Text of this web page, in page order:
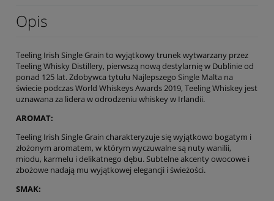
Opis
Teeling Irish Single Grain to wyjątkowy trunek wytwarzany przez
Teeling Whisky Distillery, pierwszą nową destylarnię w Dublinie od
ponad 125 lat. Zdobywca tytułu Najlepszego Single Malta na
świecie podczas World Whiskeys Awards 2019, Teeling Whiskey jest
uznawana za lidera w odrodzeniu whiskey w Irlandii.
AROMAT:
Teeling Irish Single Grain charakteryzuje się wyjątkowo bogatym i
złożonym aromatem, w którym wyczuwalne są nuty wanilii,
miodu, karmelu i delikatnego dębu. Subtelne akcenty owocowe i
zbożowe nadają mu wyjątkowej elegancji i świeżości.
SMAK: